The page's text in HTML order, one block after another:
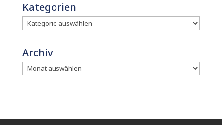
Kategorien
Archiv